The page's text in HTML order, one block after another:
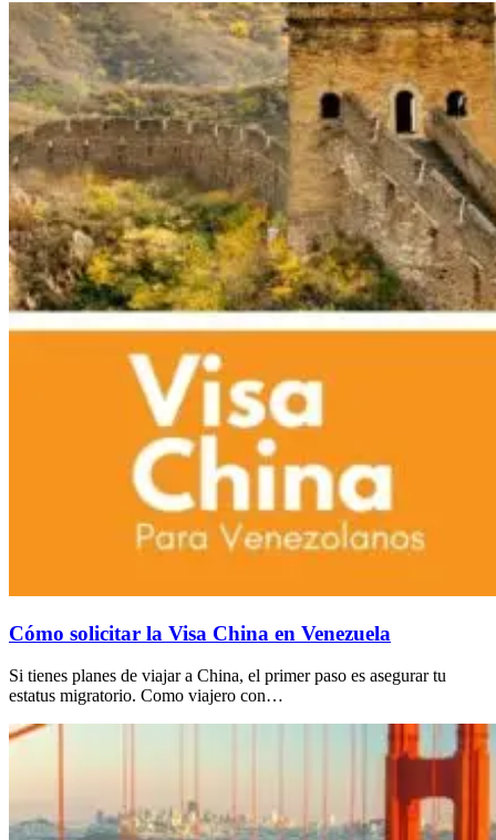
Cómo solicitar la Visa China en Venezuela
Si tienes planes de viajar a China, el primer paso es asegurar tu
estatus migratorio. Como viajero con…